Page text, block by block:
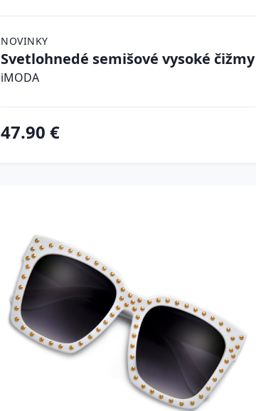
NOVINKY
Svetlohnedé semišové vysoké čižmy
iMODA
47.90 €